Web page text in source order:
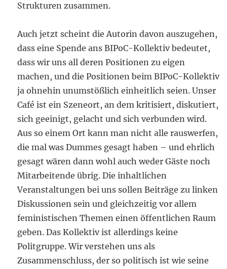
Strukturen zusammen.
Auch jetzt scheint die Autorin davon auszugehen,
dass eine Spende ans BIPoC-Kollektiv bedeutet,
dass wir uns all deren Positionen zu eigen
machen, und die Positionen beim BIPoC-Kollektiv
ja ohnehin unumstößlich einheitlich seien. Unser
Café ist ein Szeneort, an dem kritisiert, diskutiert,
sich geeinigt, gelacht und sich verbunden wird.
Aus so einem Ort kann man nicht alle rauswerfen,
die mal was Dummes gesagt haben – und ehrlich
gesagt wären dann wohl auch weder Gäste noch
Mitarbeitende übrig. Die inhaltlichen
Veranstaltungen bei uns sollen Beiträge zu linken
Diskussionen sein und gleichzeitig vor allem
feministischen Themen einen öffentlichen Raum
geben. Das Kollektiv ist allerdings keine
Politgruppe. Wir verstehen uns als
Zusammenschluss, der so politisch ist wie seine